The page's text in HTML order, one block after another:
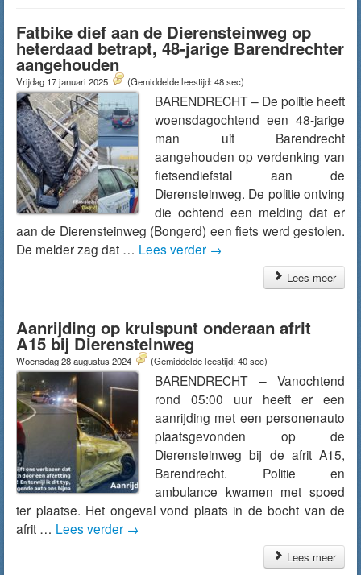
Fatbike dief aan de Dierensteinweg op
heterdaad betrapt, 48-jarige Barendrechter
aangehouden
Vrijdag 17 januari 2025 (Gemiddelde leestijd: 48 sec)
BARENDRECHT – De politie heeft
woensdagochtend een 48-jarige
man uit Barendrecht
aangehouden op verdenking van
fietsendiefstal aan de
Dierensteinweg. De politie ontving
die ochtend een melding dat er
aan de Dierensteinweg (Bongerd) een fiets werd gestolen.
De melder zag dat … Lees verder →
Lees meer
Aanrijding op kruispunt onderaan afrit
A15 bij Dierensteinweg
Woensdag 28 augustus 2024 (Gemiddelde leestijd: 40 sec)
BARENDRECHT – Vanochtend
rond 05:00 uur heeft er een
aanrijding met een personenauto
plaatsgevonden op de
Dierensteinweg bij de afrit A15,
Barendrecht. Politie en
ambulance kwamen met spoed
ter plaatse. Het ongeval vond plaats in de bocht van de
afrit … Lees verder →
Lees meer